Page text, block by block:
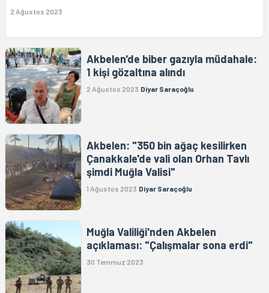
2 Ağustos 2023
Akbelen'de biber gazıyla müdahale:
1 kişi gözaltına alındı
2 Ağustos 2023 Diyar Saraçoğlu
Akbelen: "350 bin ağaç kesilirken
Çanakkale'de vali olan Orhan Tavlı
şimdi Muğla Valisi"
1 Ağustos 2023 Diyar Saraçoğlu
Muğla Valiliği'nden Akbelen
açıklaması: "Çalışmalar sona erdi"
30 Temmuz 2023